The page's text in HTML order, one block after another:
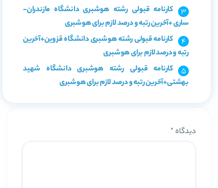
کارنامه قبولی رشته هوشبری دانشگاه مازندران-
ساری +آخرین رتبه و درصد لازم برای هوشبری
کارنامه قبولی رشته هوشبری دانشگاه قزوین+آخرین
رتبه و درصد لازم برای هوشبری
کارنامه قبولی رشته هوشبری دانشگاه شهید
بهشتی+آخرین رتبه و درصد لازم برای هوشبری
دیدگاه *